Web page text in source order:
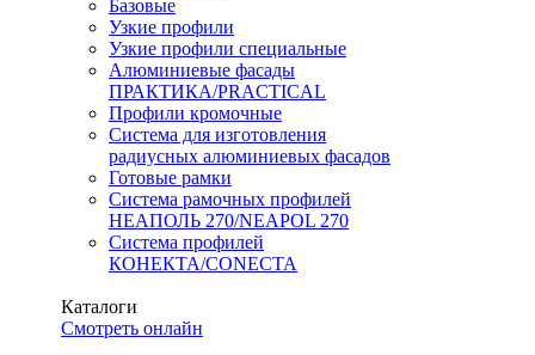
Базовые
Узкие профили
Узкие профили специальные
Алюминиевые фасады
ПРАКТИКА/PRACTICAL
Профили кромочные
Система для изготовления
радиусных алюминиевых фасадов
Готовые рамки
Система рамочных профилей
НЕАПОЛЬ 270/NEAPOL 270
Система профилей
КОНЕКТА/CONECTA
Каталоги
Смотреть онлайн